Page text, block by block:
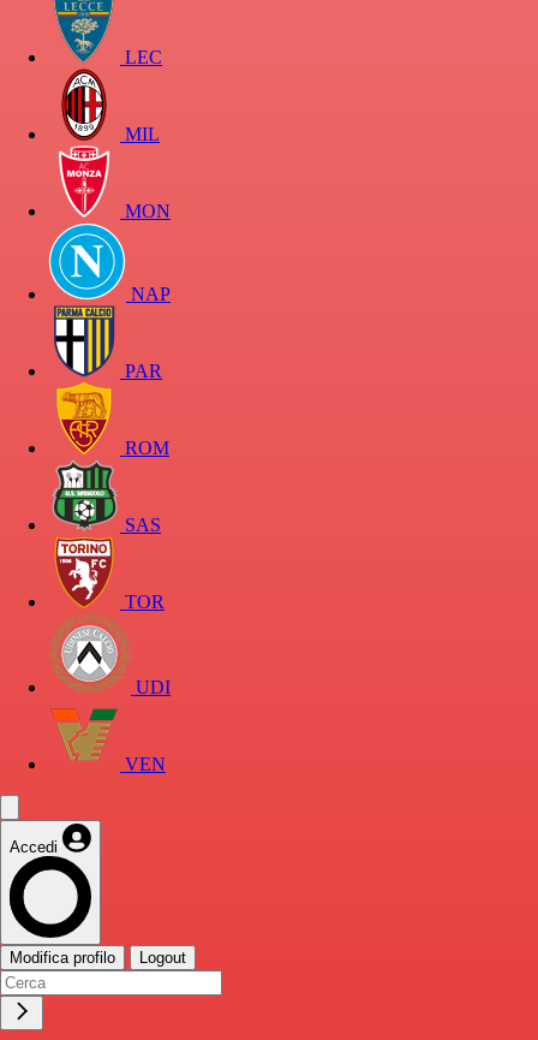
LEC
MIL
MON
NAP
PAR
ROM
SAS
TOR
UDI
VEN
Accedi
Modifica profilo Logout